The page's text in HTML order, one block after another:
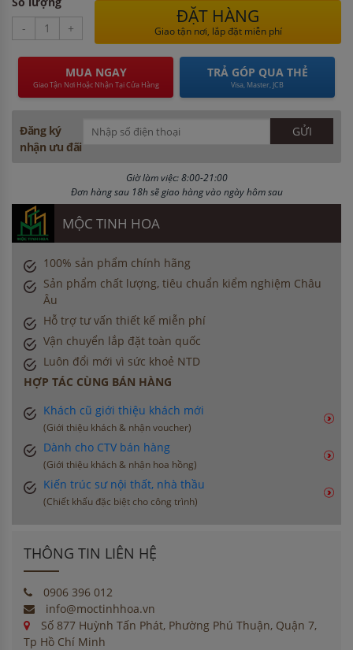
-
+
ĐẶT HÀNG
Giao tận nơi, lắp đặt miễn phí
MUA NGAY
Giao Tận Nơi Hoặc Nhận Tại Cửa Hàng
TRẢ GÓP QUA THẺ
Visa, Master, JCB
Đăng ký
nhận ưu đãi
Giờ làm việc: 8:00-21:00
Đơn hàng sau 18h sẽ giao hàng vào ngày hôm sau
MỘC TINH HOA
100% sản phẩm chính hãng
Sản phẩm chất lượng, tiêu chuẩn kiểm nghiệm Châu
Âu
Hỗ trợ tư vấn thiết kế miễn phí
Vận chuyển lắp đặt toàn quốc
Luôn đổi mới vì sức khoẻ NTD
HỢP TÁC CÙNG BÁN HÀNG
Khách cũ giới thiệu khách mới
(Giới thiệu khách & nhận voucher)
Dành cho CTV bán hàng
(Giới thiệu khách & nhận hoa hồng)
Kiến trúc sư nội thất, nhà thầu
(Chiết khấu đặc biệt cho công trình)
THÔNG TIN LIÊN HỆ
0906 396 012
info@moctinhhoa.vn
Số 877 Huỳnh Tấn Phát, Phường Phú Thuận, Quận 7,
Tp Hồ Chí Minh